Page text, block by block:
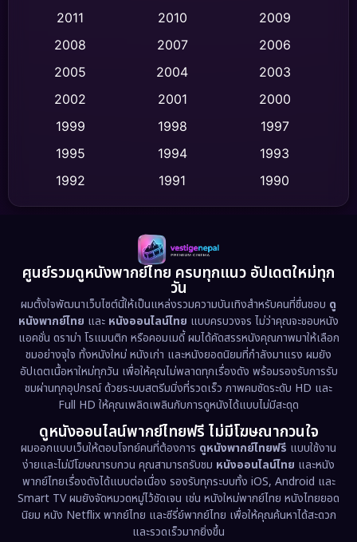
Crime อาชญากรรม (513)
Cult Film
Dance เต้น (10)
Detective สืบสวน (59)
Disaster (13)
Disney+ (5)
Documentary สารคดี (93)
Drama ดราม่า (1,460)
Dystopian (17)
Emotional (61)
Epic มหากาพย์ (218)
Erotic (36)
2011
2010
2009
2008
2007
2006
2005
2004
2003
2002
2001
2000
1999
1998
1997
1995
1994
1993
1992
1991
1990
1989
1988
1986
1983
1978
1974
1962
ศูนย์รวมดูหนังพากย์ไทย ครบทุกแนว อัปเดตใหม่ทุก
วัน
ผมตั้งใจพัฒนาเว็บไซต์นี้ให้เป็นแหล่งรวมความบันเทิงสำหรับคนที่ชื่นชอบ ดู
หนังพากย์ไทย และ หนังออนไลน์ไทย แบบครบวงจร ไม่ว่าคุณจะชอบหนัง
แอคชั่น ดราม่า โรแมนติก หรือคอมเมดี้ ผมได้คัดสรรหนังคุณภาพมาให้เลือก
ชมอย่างจุใจ ทั้งหนังใหม่ หนังเก่า และหนังยอดนิยมที่กำลังมาแรง ผมยัง
อัปเดตเนื้อหาใหม่ทุกวัน เพื่อให้คุณไม่พลาดทุกเรื่องดัง พร้อมรองรับการรับ
ชมผ่านทุกอุปกรณ์ ด้วยระบบสตรีมมิ่งที่รวดเร็ว ภาพคมชัดระดับ HD และ
Full HD ให้คุณเพลิดเพลินกับการดูหนังได้แบบไม่มีสะดุด
ดูหนังออนไลน์พากย์ไทยฟรี ไม่มีโฆษณากวนใจ
ผมออกแบบเว็บให้ตอบโจทย์คนที่ต้องการ ดูหนังพากย์ไทยฟรี แบบใช้งาน
ง่ายและไม่มีโฆษณารบกวน คุณสามารถรับชม หนังออนไลน์ไทย และหนัง
พากย์ไทยเรื่องดังได้แบบต่อเนื่อง รองรับทุกระบบทั้ง iOS, Android และ
Smart TV ผมยังจัดหมวดหมู่ไว้ชัดเจน เช่น หนังใหม่พากย์ไทย หนังไทยยอด
นิยม หนัง Netflix พากย์ไทย และซีรี่ย์พากย์ไทย เพื่อให้คุณค้นหาได้สะดวก
และรวดเร็วมากยิ่งขึ้น